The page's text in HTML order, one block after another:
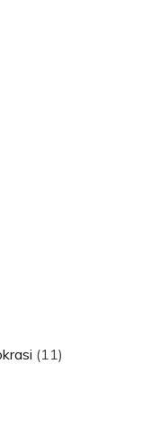
(11)